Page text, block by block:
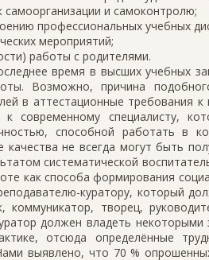
и самоконтролю;
профессиональных учебных
мероприятий;
работы с родителями.
время в высших учебных
Возможно, причина
в аттестационные требования
к современному специалисту,
способной работать в
не всегда могут быть
систематической
как способа формирования
куратору, который
коммуникатор, творец,
должен владеть некоторыми
отсюда определённые
выявлено, что 70 %